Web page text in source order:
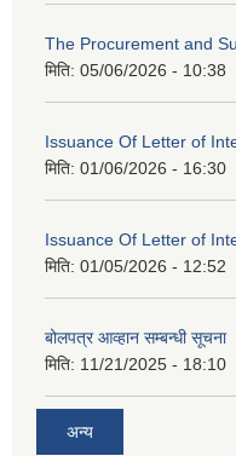
The Procurement and
मिति: 05/06/2026 - 10:38
Issuance Of Letter of
मिति: 01/06/2026 - 16:30
Issuance Of Letter of
मिति: 01/05/2026 - 12:52
बोलपत्र आव्हान सम्बन्धी सूचना
मिति: 11/21/2025 - 18:10
अन्य